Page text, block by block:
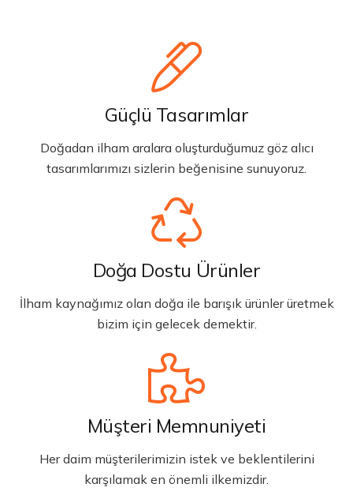
Güçlü Tasarımlar
Doğadan ilham aralara oluşturduğumuz göz alıcı
tasarımlarımızı sizlerin beğenisine sunuyoruz.
Doğa Dostu Ürünler
İlham kaynağımız olan doğa ile barışık ürünler üretmek
bizim için gelecek demektir.
Müşteri Memnuniyeti
Her daim müşterilerimizin istek ve beklentilerini
karşılamak en önemli ilkemizdir.